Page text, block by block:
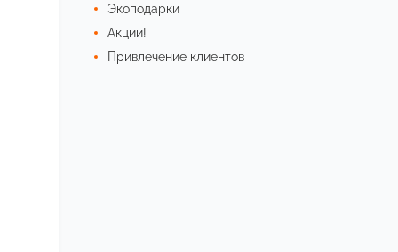
Экоподарки
Акции!
Привлечение клиентов